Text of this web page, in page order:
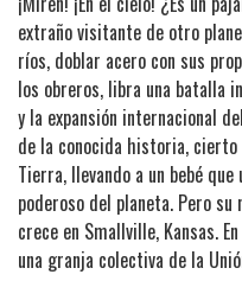
extraño visitante de otro
ríos, doblar acero con sus
los obreros, libra una batalla
y la expansión internacional
de la conocida historia,
Tierra, llevando a un bebé
poderoso del planeta. Pero
crece en Smallville, Kansas.
una granja colectiva de la